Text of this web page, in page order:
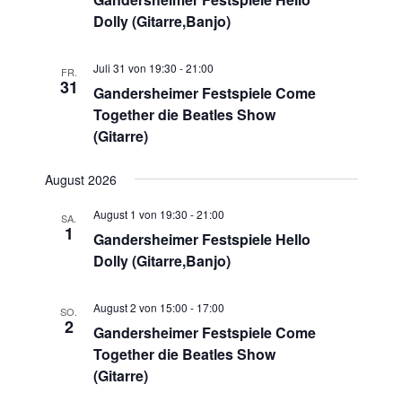
Dolly (Gitarre,Banjo)
FR.
31
Gandersheimer Festspiele Come
Together die Beatles Show
(Gitarre)
Juli 31 von 19:30 -21:00
August 2026
SA.
1
Gandersheimer Festspiele Hello
Dolly (Gitarre,Banjo)
August 1 von 19:30 -21:00
SO.
2
Gandersheimer Festspiele Come
Together die Beatles Show
(Gitarre)
August 2 von 15:00 - 17:00